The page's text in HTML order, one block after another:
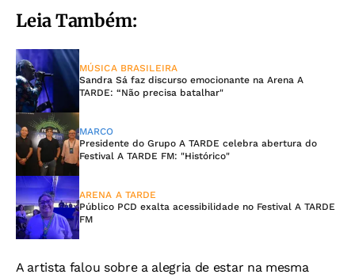
Leia Também:
MÚSICA BRASILEIRA
Sandra Sá faz discurso emocionante na Arena A
TARDE: “Não precisa batalhar"
MARCO
Presidente do Grupo A TARDE celebra abertura do
Festival A TARDE FM: "Histórico"
ARENA A TARDE
Público PCD exalta acessibilidade no Festival A TARDE
FM
A artista falou sobre a alegria de estar na mesma